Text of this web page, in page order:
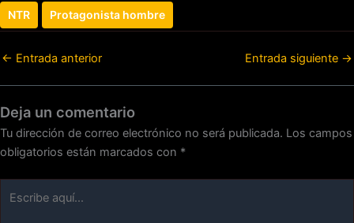
NTR Protagonista hombre
← Entrada anterior Entrada siguiente →
Deja un comentario
Tu dirección de correo electrónico no será publicada. Los campos
obligatorios están marcados con *
aquí...